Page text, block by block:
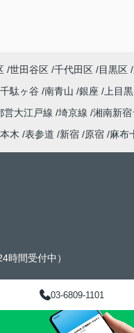
世田谷区 千代田区 目黒区
千駄ヶ谷 南青山 銀座 上目黒
営大江戸線 埼京線 湘南新
木 表参道 新宿 原宿 麻布
間受付中）
03-6809-1101